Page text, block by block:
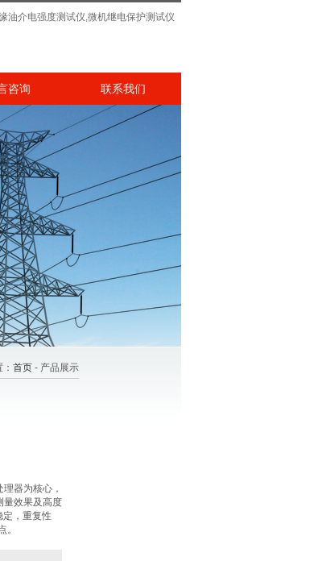
油介电强度测试仪,微机继电保护测试仪
咨询 联系我们
首页 - 产品展示
器为核心，
量效果及高度
定，重复性